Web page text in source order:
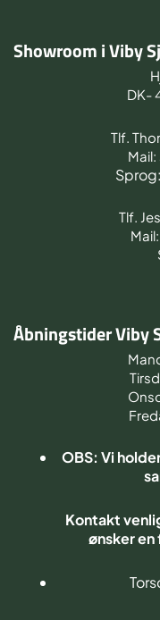
Showroom i Viby
DK-
Tlf.
Tlf.
Åbningstider Viby
OBS: Vi
Kontakt
ønsker